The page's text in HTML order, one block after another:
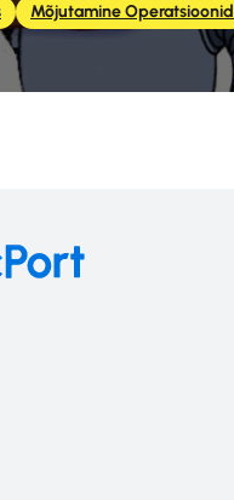
Mõjutamine Operatsioonid